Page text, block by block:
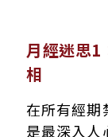
月經迷思1
相
在所有經期
是最深入人